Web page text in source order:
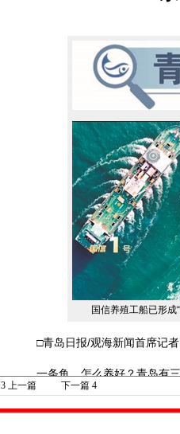
国信养殖工船已形成“
□青岛日报/观海新闻首席记
一条鱼，怎么养好？青岛有三
3 上一篇 下一篇 4